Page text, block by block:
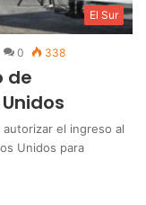
El Sur
0 338
de
el ingreso al
Unidos para